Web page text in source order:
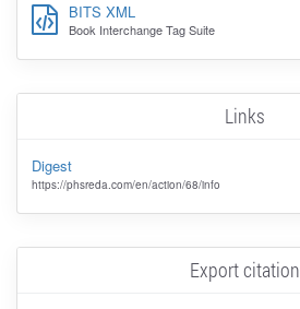
BITS XML
Book Interchange Tag Suite
Links
Digest
https://phsreda.com/en/action/68/info
Export citation